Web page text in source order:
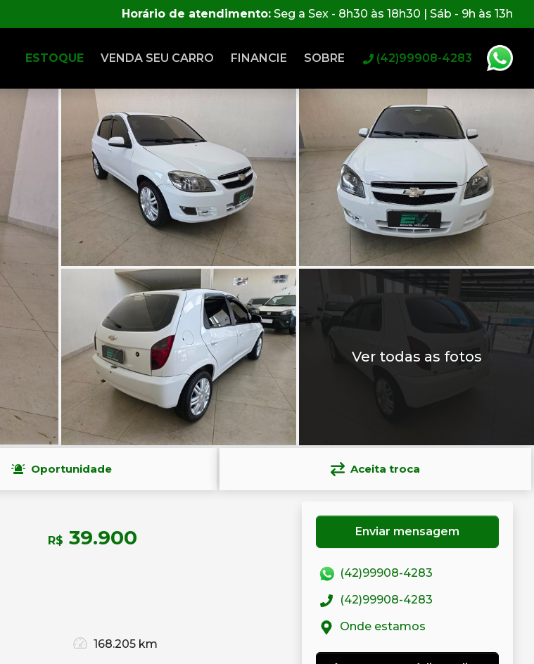
Horário de atendimento: Seg a Sex - 8h30 às 18h30 | Sáb - 9h às 13h
ESTOQUE VENDA SEU CARRO FINANCIE SOBRE (42)99908-4283
Ver todas as fotos
Oportunidade Aceita troca
R$ 39.900
168.205 km
Enviar mensagem
(42)99908-4283
(42)99908-4283
Onde estamos